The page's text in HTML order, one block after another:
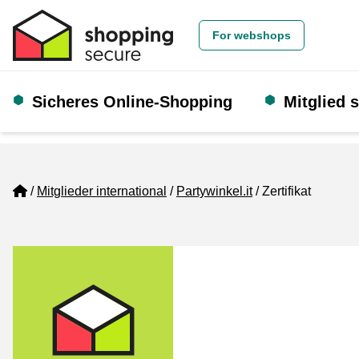
For webshops
Sicheres Online-Shopping Mitglied
Home
Mitglieder international Partywinkel.it Zertifikat